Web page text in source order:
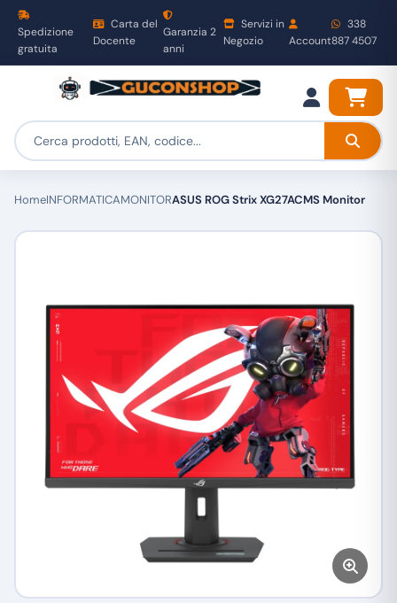
Spedizione
gratuita
Carta del
Docente
Garanzia 2
anni
Servizi in
Negozio
Account
338
887 4507
HomeINFORMATICAMONITORASUS ROG Strix XG27ACMS Monitor